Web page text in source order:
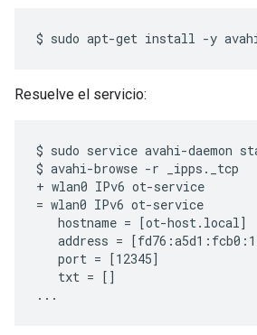
Resuelve el servicio:
$ sudo service avahi-daemon
$ avahi-browse -r _ipps._tcp
+ wlan0 IPv6 ot-service
= wlan0 IPv6 ot-service
   hostname = [ot-host.local]
address =
   port = [12345]
   txt = []